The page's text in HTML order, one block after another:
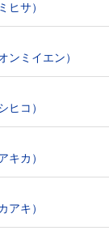
ヒサ）
ンミイエン）
ヒコ）
キカ）
アキ）